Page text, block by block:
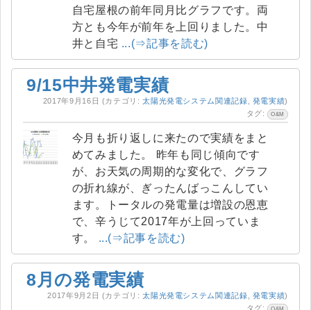
自宅屋根の前年同月比グラフです。両
方とも今年が前年を上回りました。中
井と自宅 ...(⇒記事を読む)
9/15中井発電実績
2017年9月16日 (カテゴリ:太陽光発電システム関連記録 発電実績)
タグ:
O&M
今月も折り返しに来たので実績をまと
めてみました。 昨年も同じ傾向です
が、お天気の周期的な変化で、グラフ
の折れ線が、ぎったんばっこんしてい
ます。トータルの発電量は増設の恩恵
で、辛うじて2017年が上回っていま
す。 ...(⇒記事を読む)
8月の発電実績
2017年9月2日 (カテゴリ:太陽光発電システム関連記録 発電実績)
タグ: